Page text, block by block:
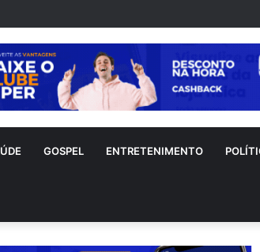
rara aparição após diagnóstico de demência
GOSPEL ENTRETENIMENTO